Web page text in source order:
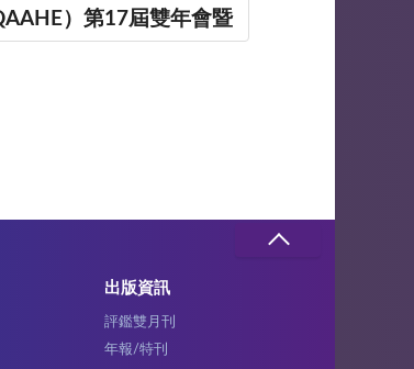
）第17屆雙年會暨
出版資訊
評鑑雙月刊
年報/特刊